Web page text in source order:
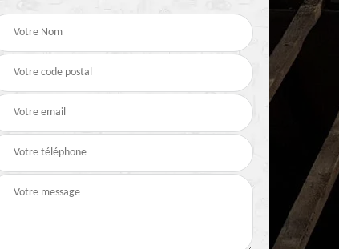
Entretien de cheminée
Ramoneur 14